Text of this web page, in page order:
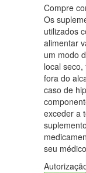
Compre
Os
utilizados
alimentar
um modo
local
fora do
caso de
exceder a
seu